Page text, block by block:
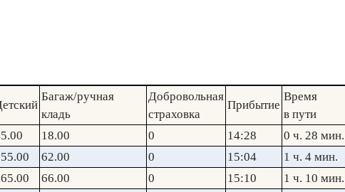
Багаж/ручная
кладь
Добровольная
страховка
Прибытие
Время
в пути
18.00 0 14:28
0 ч. 28 мин.
62.00 0 15:04
1 ч. 4 мин.
66.00 0 15:10
1 ч. 10 мин.